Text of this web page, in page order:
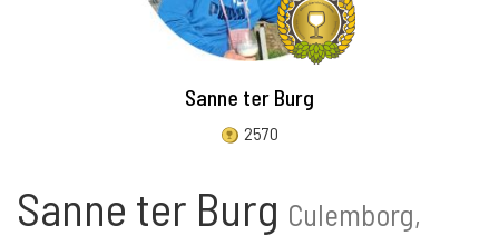
Sanne ter Burg
2570
Sanne ter Burg Culemborg,